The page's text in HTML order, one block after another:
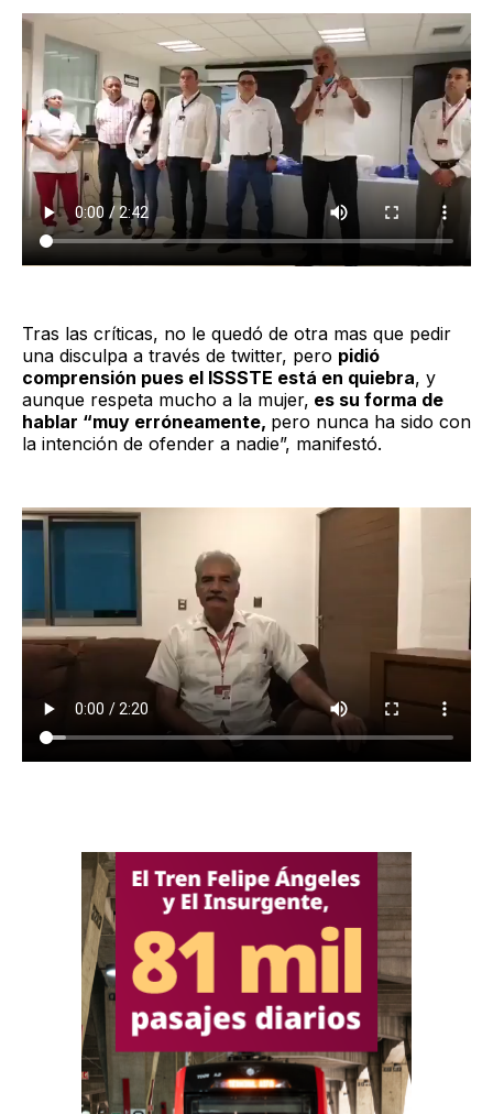
Tras las críticas, no le quedó de otra mas que pedir
una disculpa a través de twitter, pero pidió
comprensión pues el ISSSTE está en quiebra, y
aunque respeta mucho a la mujer, es su forma de
hablar “muy erróneamente, pero nunca ha sido con
la intención de ofender a nadie”, manifestó.